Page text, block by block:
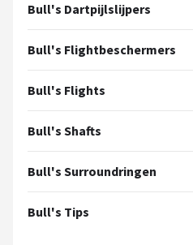
Bull's Dartpijlslijpers
Bull's Flightbeschermers
Bull's Flights
Bull's Shafts
Bull's Surroundringen
Bull's Tips